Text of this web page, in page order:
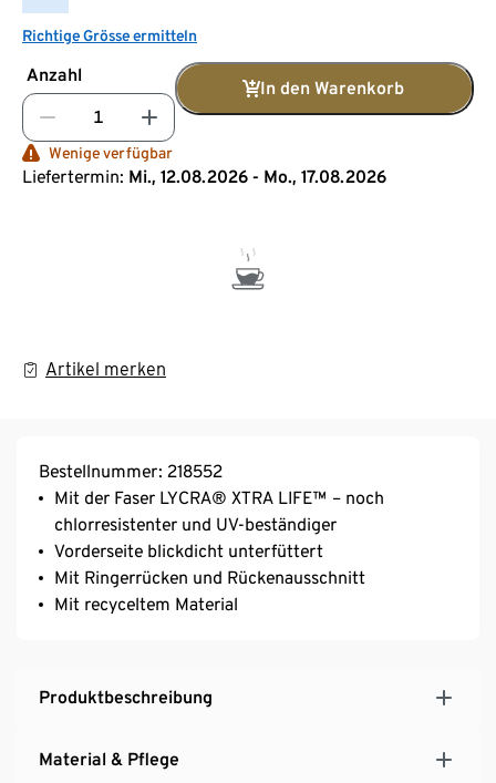
Richtige Grösse ermitteln
Anzahl
In den Warenkorb
Wenige verfügbar
Liefertermin: Mi., 12.08.2026 - Mo., 17.08.2026
Artikel merken
Bestellnummer: 218552
Mit der Faser LYCRA® XTRA LIFE™ – noch
chlorresistenter und UV-beständiger
Vorderseite blickdicht unterfüttert
Mit Ringerrücken und Rückenausschnitt
Mit recyceltem Material
Produktbeschreibung
Material & Pflege